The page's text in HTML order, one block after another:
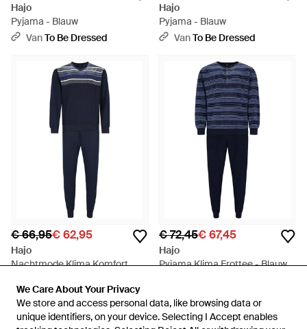
We Care About Your Privacy
We store and access personal data, like browsing data or
unique identifiers, on your device. Selecting I Accept enables
We Care About Your Privacy
We store and access personal data, like browsing data or
unique identifiers, on your device. Selecting I Accept enables
Hajo
Pyjama - Blauw
VanTo Be Dressed
Hajo
Pyjama - Blauw
VanTo Be Dressed
€ 66,95€ 62,95
Hajo
Nachtmode Klima Komfort
SALE
€ 72,45€ 67,45
Hajo
Pyjama Klima Frottee - Blauw
SALE